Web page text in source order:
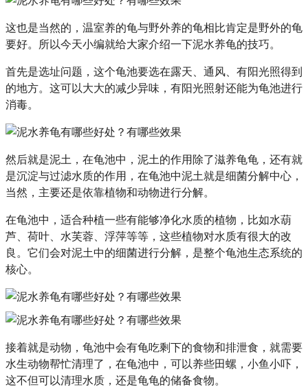
这也是当然的，温室养的龟与野外养的龟相比肯定是野外的龟
要好。所以今天小编就给大家介绍一下泥水养龟的技巧。
首先是选址问题，这个龟池要选在露天、通风、有阳光照得到
的地方。这可以大大的减少异味，有阳光照射还能为龟池进行
消毒。
然后就是泥土，在龟池中，泥土的作用除了滋养龟龟，还有就
是沉淀与过滤水质的作用，在龟池中泥土就是细菌分解中心，
当然，主要还是依靠植物和动物进行分解。
在龟池中，适合种植一些有能够净化水质的植物，比如水葫
芦、荷叶、水芙蓉、浮萍等等，这些植物对水质有很大的改
良。它们会对泥土中的细菌进行分解，是整个龟池生态系统的
核心。
接着就是动物，龟池中会有龟吃剩下的食物和排泄食，就需要
水生动物帮忙清理了，在龟池中，可以养些田螺，小鱼小吓，
这不但可以清理水质，还是龟龟的储备食物。